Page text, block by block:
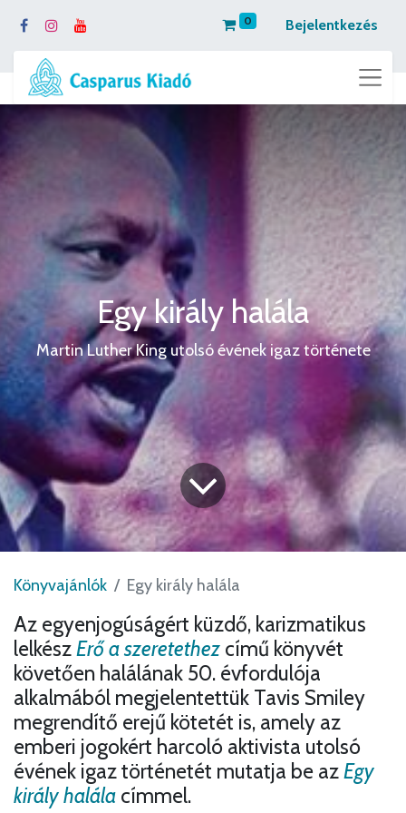
0 Bejelentkezés
Egy király halála
Martin Luther King utolsó évének igaz története
Könyvajánlók Egy király halála
Az egyenjogúságért küzdő, karizmatikus
lelkészErő a szeretethez című könyvét
követően halálának 50. évfordulója
alkalmából megjelentettük Tavis Smiley
megrendítő erejű kötetét is, amely az
emberi jogokért harcoló aktivista utolsó
évének igaz történetét mutatja be azEgy
király halála címmel.